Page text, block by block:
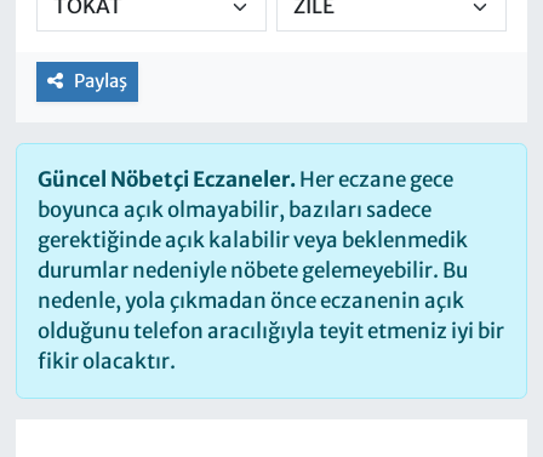
Paylaş
Güncel Nöbetçi Eczaneler.Her eczane gece
boyunca açık olmayabilir, bazıları sadece
gerektiğinde açık kalabilir veya beklenmedik
durumlar nedeniyle nöbete gelemeyebilir. Bu
nedenle, yola çıkmadan önce eczanenin açık
olduğunu telefon aracılığıyla teyit etmeniz iyi bir
fikir olacaktır.